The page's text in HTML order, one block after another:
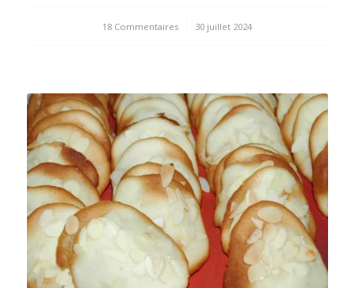
18 Commentaires
/ 30 juillet 2024